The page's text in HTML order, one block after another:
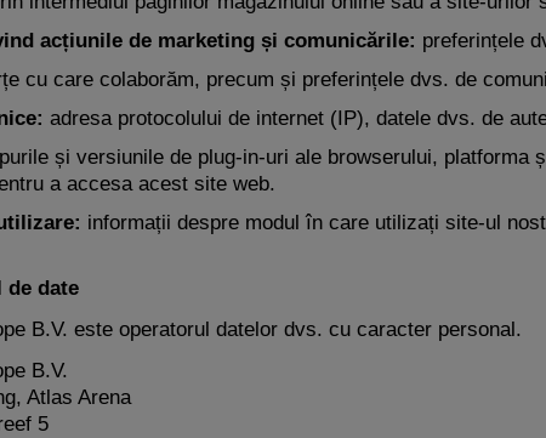
acțiunile de marketing și comunicările: preferințele
cu care colaborăm, precum și preferințele dvs. de
adresa protocolului de internet (IP), datele dvs. de
și versiunile de plug-in-uri ale browserului,
a accesa acest site web.
informații despre modul în care utilizați site-ul
de date
B.V. este operatorul datelor dvs. cu caracter personal.
B.V.
Atlas Arena
5